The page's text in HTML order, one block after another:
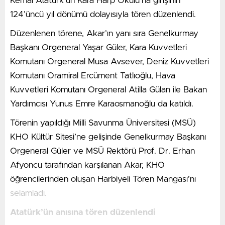
Galatasaray, Konyaspor ile oynayacağı maçın
antrenmanla başladı. Dinamik ısınmayla başlayan
idman, iki grup halinde 8’e 2 pas çalışmasıyla devam
etti. Teknik Direktör Okan Buruk yönetimindeki
antrenman, topa sahip olma çalışmasının ardından bire
bir oyun ve dar alanda çift kale maçla sona erdi.
Okan Buruk, Kasımpaşa maçından farklı olarak
kadroda 3 değişikliğe gidecek. Başarılı teknik adam,
cezalı Nelsson’un yerine Kaan Ayhan’ı 11’de sahaya
sürecek. Okan hoca, kale ve savunma kurgusunda
başka bir değişiklik yapmayacak.
ZANIOLO İKİNCİ YARI SAHADA
124’üncü yıl dönümü dolayısıyla tören düzenlendi.
Düzenlenen törene, Akar’ın yanı sıra Genelkurmay
Başkanı Orgeneral Yaşar Güler, Kara Kuvvetleri
Komutanı Orgeneral Musa Avsever, Deniz Kuvvetleri
Komutanı Oramiral Ercüment Tatlıoğlu, Hava
Kuvvetleri Komutanı Orgeneral Atilla Gülan ile Bakan
Yardımcısı Yunus Emre Karaosmanoğlu da katıldı.
Törenin yapıldığı Milli Savunma Üniversitesi (MSÜ)
KHO Kültür Sitesi’ne gelişinde Genelkurmay Başkanı
Orgeneral Güler ve MSÜ Rektörü Prof. Dr. Erhan
Afyoncu tarafından karşılanan Akar, KHO
öğrencilerinden oluşan Harbiyeli Tören Mangası’nı
selamladı.
Atatürk’ün anısına tören düzenlendi